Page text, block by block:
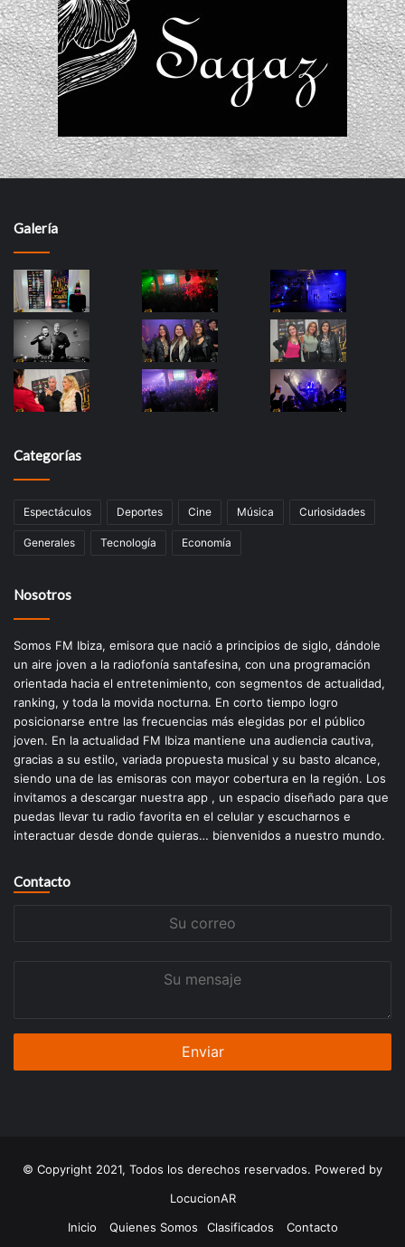
Galería
Categorías
Espectáculos Deportes Cine Música Curiosidades
Generales Tecnología Economía
Nosotros
Somos FM Ibiza, emisora que nació a principios de siglo, dándole
un aire joven a la radiofonía santafesina, con una programación
orientada hacia el entretenimiento, con segmentos de actualidad,
ranking, y toda la movida nocturna. En corto tiempo logro
posicionarse entre las frecuencias más elegidas por el público
joven. En la actualidad FM Ibiza mantiene una audiencia cautiva,
gracias a su estilo, variada propuesta musical y su basto alcance,
siendo una de las emisoras con mayor cobertura en la región. Los
invitamos a descargar nuestra app , un espacio diseñado para que
puedas llevar tu radio favorita en el celular y escucharnos e
interactuar desde donde quieras… bienvenidos a nuestro mundo.
Contacto
© Copyright 2021, Todos los derechos reservados. Powered by
LocucionAR
Inicio
Quienes Somos Clasificados Contacto